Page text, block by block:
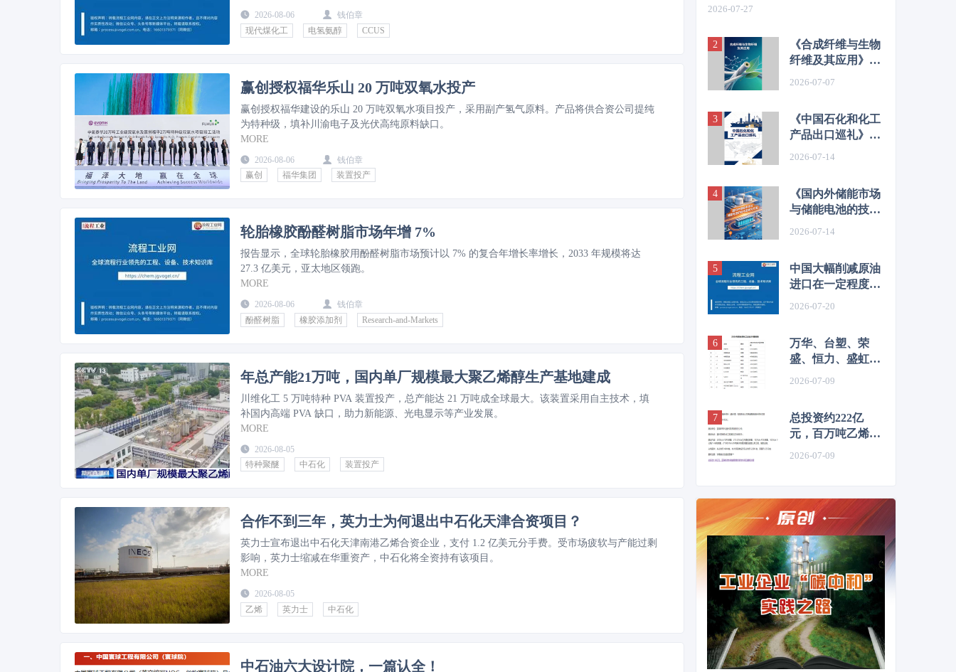
2026-08-06
钱伯章
现代煤化工
电氢氨醇 CCUS
赢创授权福华乐山 20 万吨双氧水投产
赢创授权福华建设的乐山 20 万吨双氧水项目投产，采用副产氢气原料。产品将供合资公司提纯
为特种级，填补川渝电子及光伏高纯原料缺口。
MORE
2026-08-06
钱伯章
赢创
福华集团 装置投产
轮胎橡胶酚醛树脂市场年增 7%
报告显示，全球轮胎橡胶用酚醛树脂市场预计以 7% 的复合年增长率增长，2033 年规模将达
27.3 亿美元，亚太地区领跑。
MORE
2026-08-06
钱伯章
酚醛树脂
橡胶添加剂 Research-and-Markets
年总产能21万吨，国内单厂规模最大聚乙烯醇生产基地建成
川维化工 5 万吨特种 PVA 装置投产，总产能达 21 万吨成全球最大。该装置采用自主技术，填
补国内高端 PVA 缺口，助力新能源、光电显示等产业发展。
MORE
2026-08-05
特种聚醚
中石化 装置投产
合作不到三年，英力士为何退出中石化天津合资项目？
英力士宣布退出中石化天津南港乙烯合资企业，支付 1.2 亿美元分手费。受市场疲软与产能过剩
影响，英力士缩减在华重资产，中石化将全资持有该项目。
MORE
2026-08-05
乙烯
英力士 中石化
中石油六大设计院，一篇认全！
2026-07-27
《合成纤维与生物
纤维及其应用》序
2026-07-07
《中国石化和化工
产品出口巡礼》序
2026-07-14
《国内外储能市场
与储能电池的技术
2026-07-14
中国大幅削减原油
进口在一定程度上
2026-07-20
万华、台塑、荣
盛、恒力、盛虹、
2026-07-09
总投资约222亿
元，百万吨乙烯及
2026-07-09